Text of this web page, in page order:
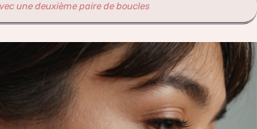
une deuxième paire de boucles